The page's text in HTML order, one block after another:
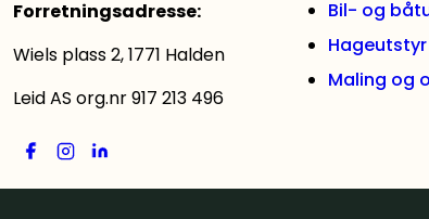
Forretningsadresse:
Wiels plass 2, 1771 Halden
Leid AS org.nr 917 213 496
Bil- og
Hageutstyr
Maling og